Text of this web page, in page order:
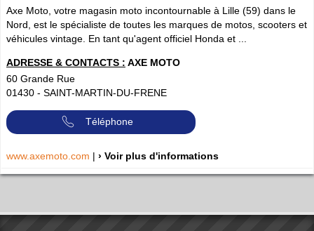
Axe Moto, votre magasin moto incontournable à Lille (59) dans le
Nord, est le spécialiste de toutes les marques de motos, scooters et
véhicules vintage. En tant qu'agent officiel Honda et ...
ADRESSE & CONTACTS : AXE MOTO
60 Grande Rue
01430 - SAINT-MARTIN-DU-FRENE
Téléphone
www.axemoto.com | › Voir plus d'informations